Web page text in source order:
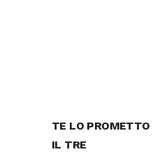
TE LO PROMETTO
IL TRE